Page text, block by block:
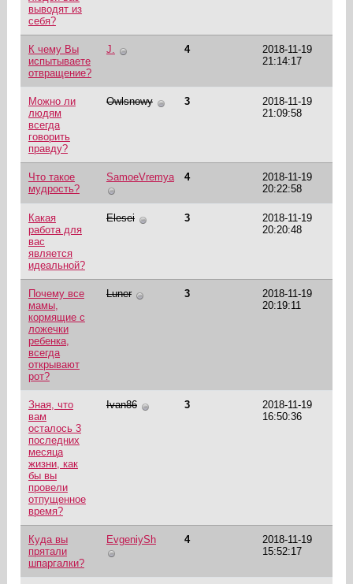
выводят из
себя?
К чему Вы
испытываете
отвращение?
J. 4
2018-11-19
21:14:17
Можно ли
людям
всегда
говорить
правду?
Owlsnowy 3
2018-11-19
21:09:58
Что такое
мудрость?
SamoeVremya 4
2018-11-19
20:22:58
Какая
работа для
вас
является
идеальной?
Elesei 3
2018-11-19
20:20:48
Почему все
мамы,
кормящие с
ложечки
ребенка,
всегда
открывают
рот?
Luner 3
2018-11-19
20:19:11
Зная, что
вам
осталось 3
последних
месяца
жизни, как
бы вы
провели
отпущенное
время?
Ivan86 3
2018-11-19
16:50:36
Куда вы
прятали
шпаргалки?
EvgeniySh 4
2018-11-19
15:52:17